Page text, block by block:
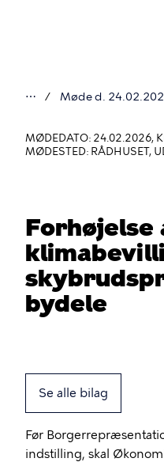
er
her
⋯ Møde d.
MØDEDATO: 24.02.2026,
MØDESTED: RÅDHUSET,
Forhøjelse
bydele
Se alle bilag
Før
indstilling, skal